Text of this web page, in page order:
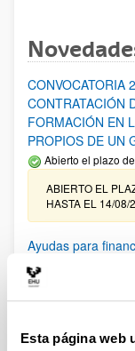
Esta página web
CONVOCATORIA
CONTRATACIÓN
FORMACIÓN EN
PROPIOS DE UN
Abierto el plazo
ABIERTO EL
HASTA EL 14/08/
Ayudas para
infraestructura
UPV/EHU 2026
Trámite abierto
25/03/2026:
solicitudes